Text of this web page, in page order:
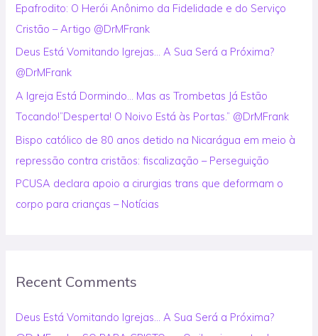
f
o
r
:
Epafrodito: O Herói Anônimo da Fidelidade e do Serviço
Cristão – Artigo @DrMFrank
Deus Está Vomitando Igrejas… A Sua Será a Próxima?
@DrMFrank
A Igreja Está Dormindo… Mas as Trombetas Já Estão
Tocando!”Desperta! O Noivo Está às Portas.” @DrMFrank
Bispo católico de 80 anos detido na Nicarágua em meio à
repressão contra cristãos: fiscalização – Perseguição
PCUSA declara apoio a cirurgias trans que deformam o
corpo para crianças – Notícias
Recent Comments
Deus Está Vomitando Igrejas… A Sua Será a Próxima?